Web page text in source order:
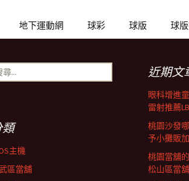
地下運動網 球彩 球版 球
近期文
眼科增進
雷射推薦
桃園沙發
予小攤販
桃園當舖
松山區當
類
主機
區當舖